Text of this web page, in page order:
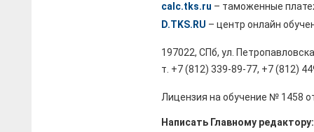
calc.tks.ru – таможенные
D.TKS.RU – центр онлайн
197022, СПб, ул.
т. +7 (812) 339-89-77, +7 (812)
Лицензия на обучение № 1458
Написать Главному